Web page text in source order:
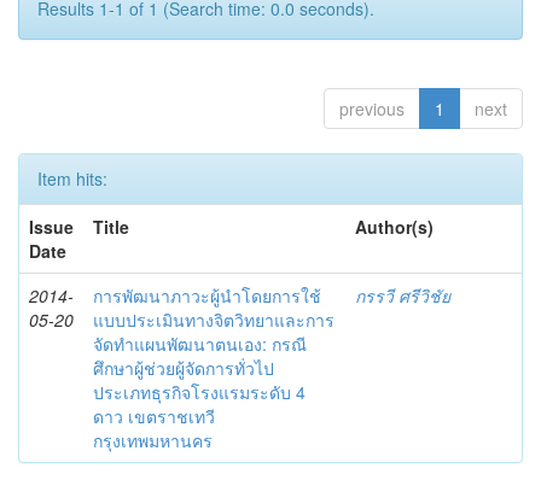
Results 1-1 of 1 (Search time: 0.0 seconds).
previous 1 next
Item hits:
Issue
Date
Title Author(s)
2014-
05-20
การพัฒนาภาวะผู้นำโดยการใช้
แบบประเมินทางจิตวิทยาและการ
จัดทำแผนพัฒนาตนเอง: กรณี
ศึกษาผู้ช่วยผู้จัดการทั่วไป
ประเภทธุรกิจโรงแรมระดับ 4
ดาว เขตราชเทวี
กรุงเทพมหานคร
กรรวี ศรีวิชัย